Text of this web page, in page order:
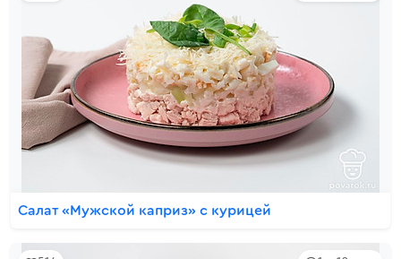
Салат «Мужской каприз» с курицей